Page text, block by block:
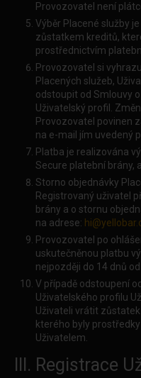
Provozovatel není
Výběr Placené služby
zůstatkem kreditů,
prostřednictvím
Provozovatel si
Placených služeb,
odstoupit od Smlouvy
Uživatelský profil.
Provozovatel povinen
na e-mail jím uvedený
Platba je realizována
Secure platební brány,
Storno objednávky
Registrovaný uživatel
brány a o stornu
na adrese:
Provozovatel po
uskutečněnou platbu
nejpozději do 14 dnů
V případě odstoupení
Uživatelského profilu
Uživateli vrátit
kterého byly
Uživatelem.
III. Registrace